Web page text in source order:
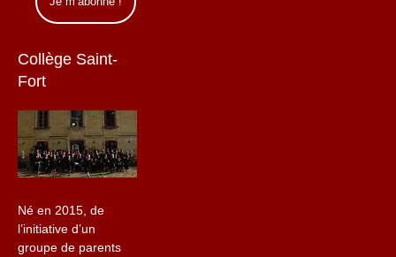
Collège Saint-
Fort
Né en 2015, de
l’initiative d’un
groupe de parents